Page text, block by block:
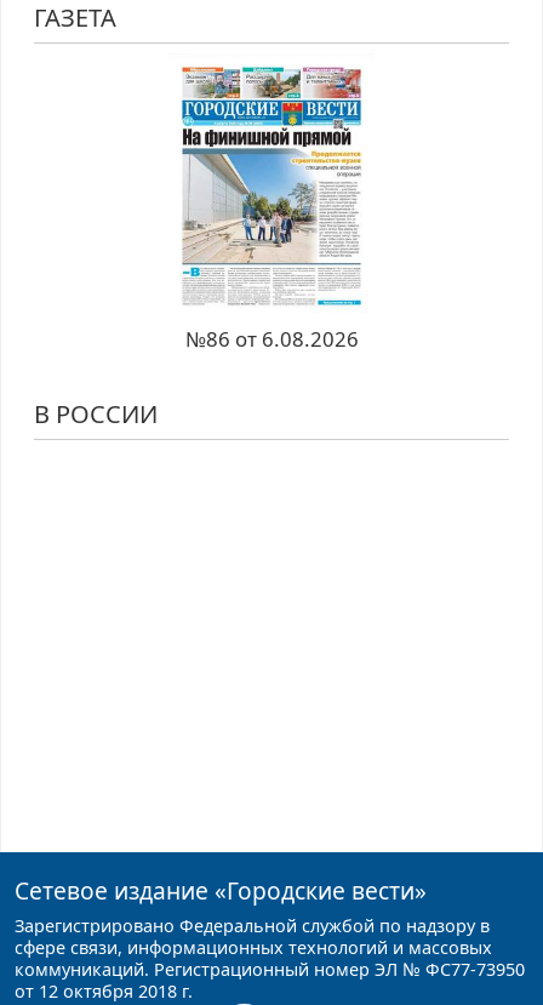
ГАЗЕТА
№86 от 6.08.2026
В РОССИИ
Сетевое издание «Городские вести»
Зарегистрировано Федеральной службой по надзору в
сфере связи, информационных технологий и массовых
коммуникаций. Регистрационный номер ЭЛ № ФС77-73950
от 12 октября 2018 г.